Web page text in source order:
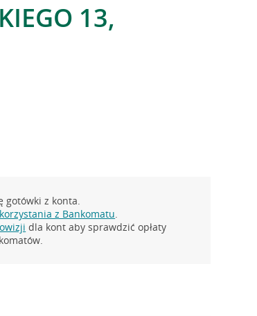
13,
gotówki z konta.
z Bankomatu.
dla kont aby sprawdzić opłaty